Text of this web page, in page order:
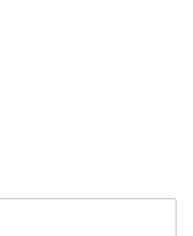
rueda de